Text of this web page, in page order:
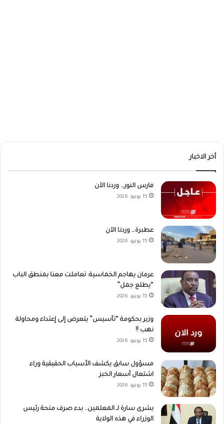
أخر الاخبار
فارس النور… وردنا الآن
15 يونيو، 2026
عطبرة… وردنا الآن
15 يونيو، 2026
عرمان يهاجم الخماسية: تعاملت معنا بمنطق الباب
“يطلع جمل”
15 يونيو، 2026
وزير بحكومة “تأسيس” يتعرض إلى إعتداء ومحاولة
نهب !!
15 يونيو، 2026
مسؤول سابق يكشف الأسباب الحقيقية وراء
اشتعال أسعار الخبز
15 يونيو، 2026
بشرى سارة لـ المعلمين.. بدء صرف منحة رئيس
الوزراء في هذه الولاية